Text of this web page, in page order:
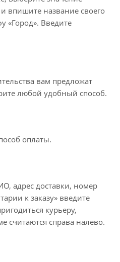
впишите название своего
«Город». Введите
вам предложат
любой удобный способ.
оплаты.
адрес доставки, номер
к заказу» введите
курьеру,
считаются справа налево.